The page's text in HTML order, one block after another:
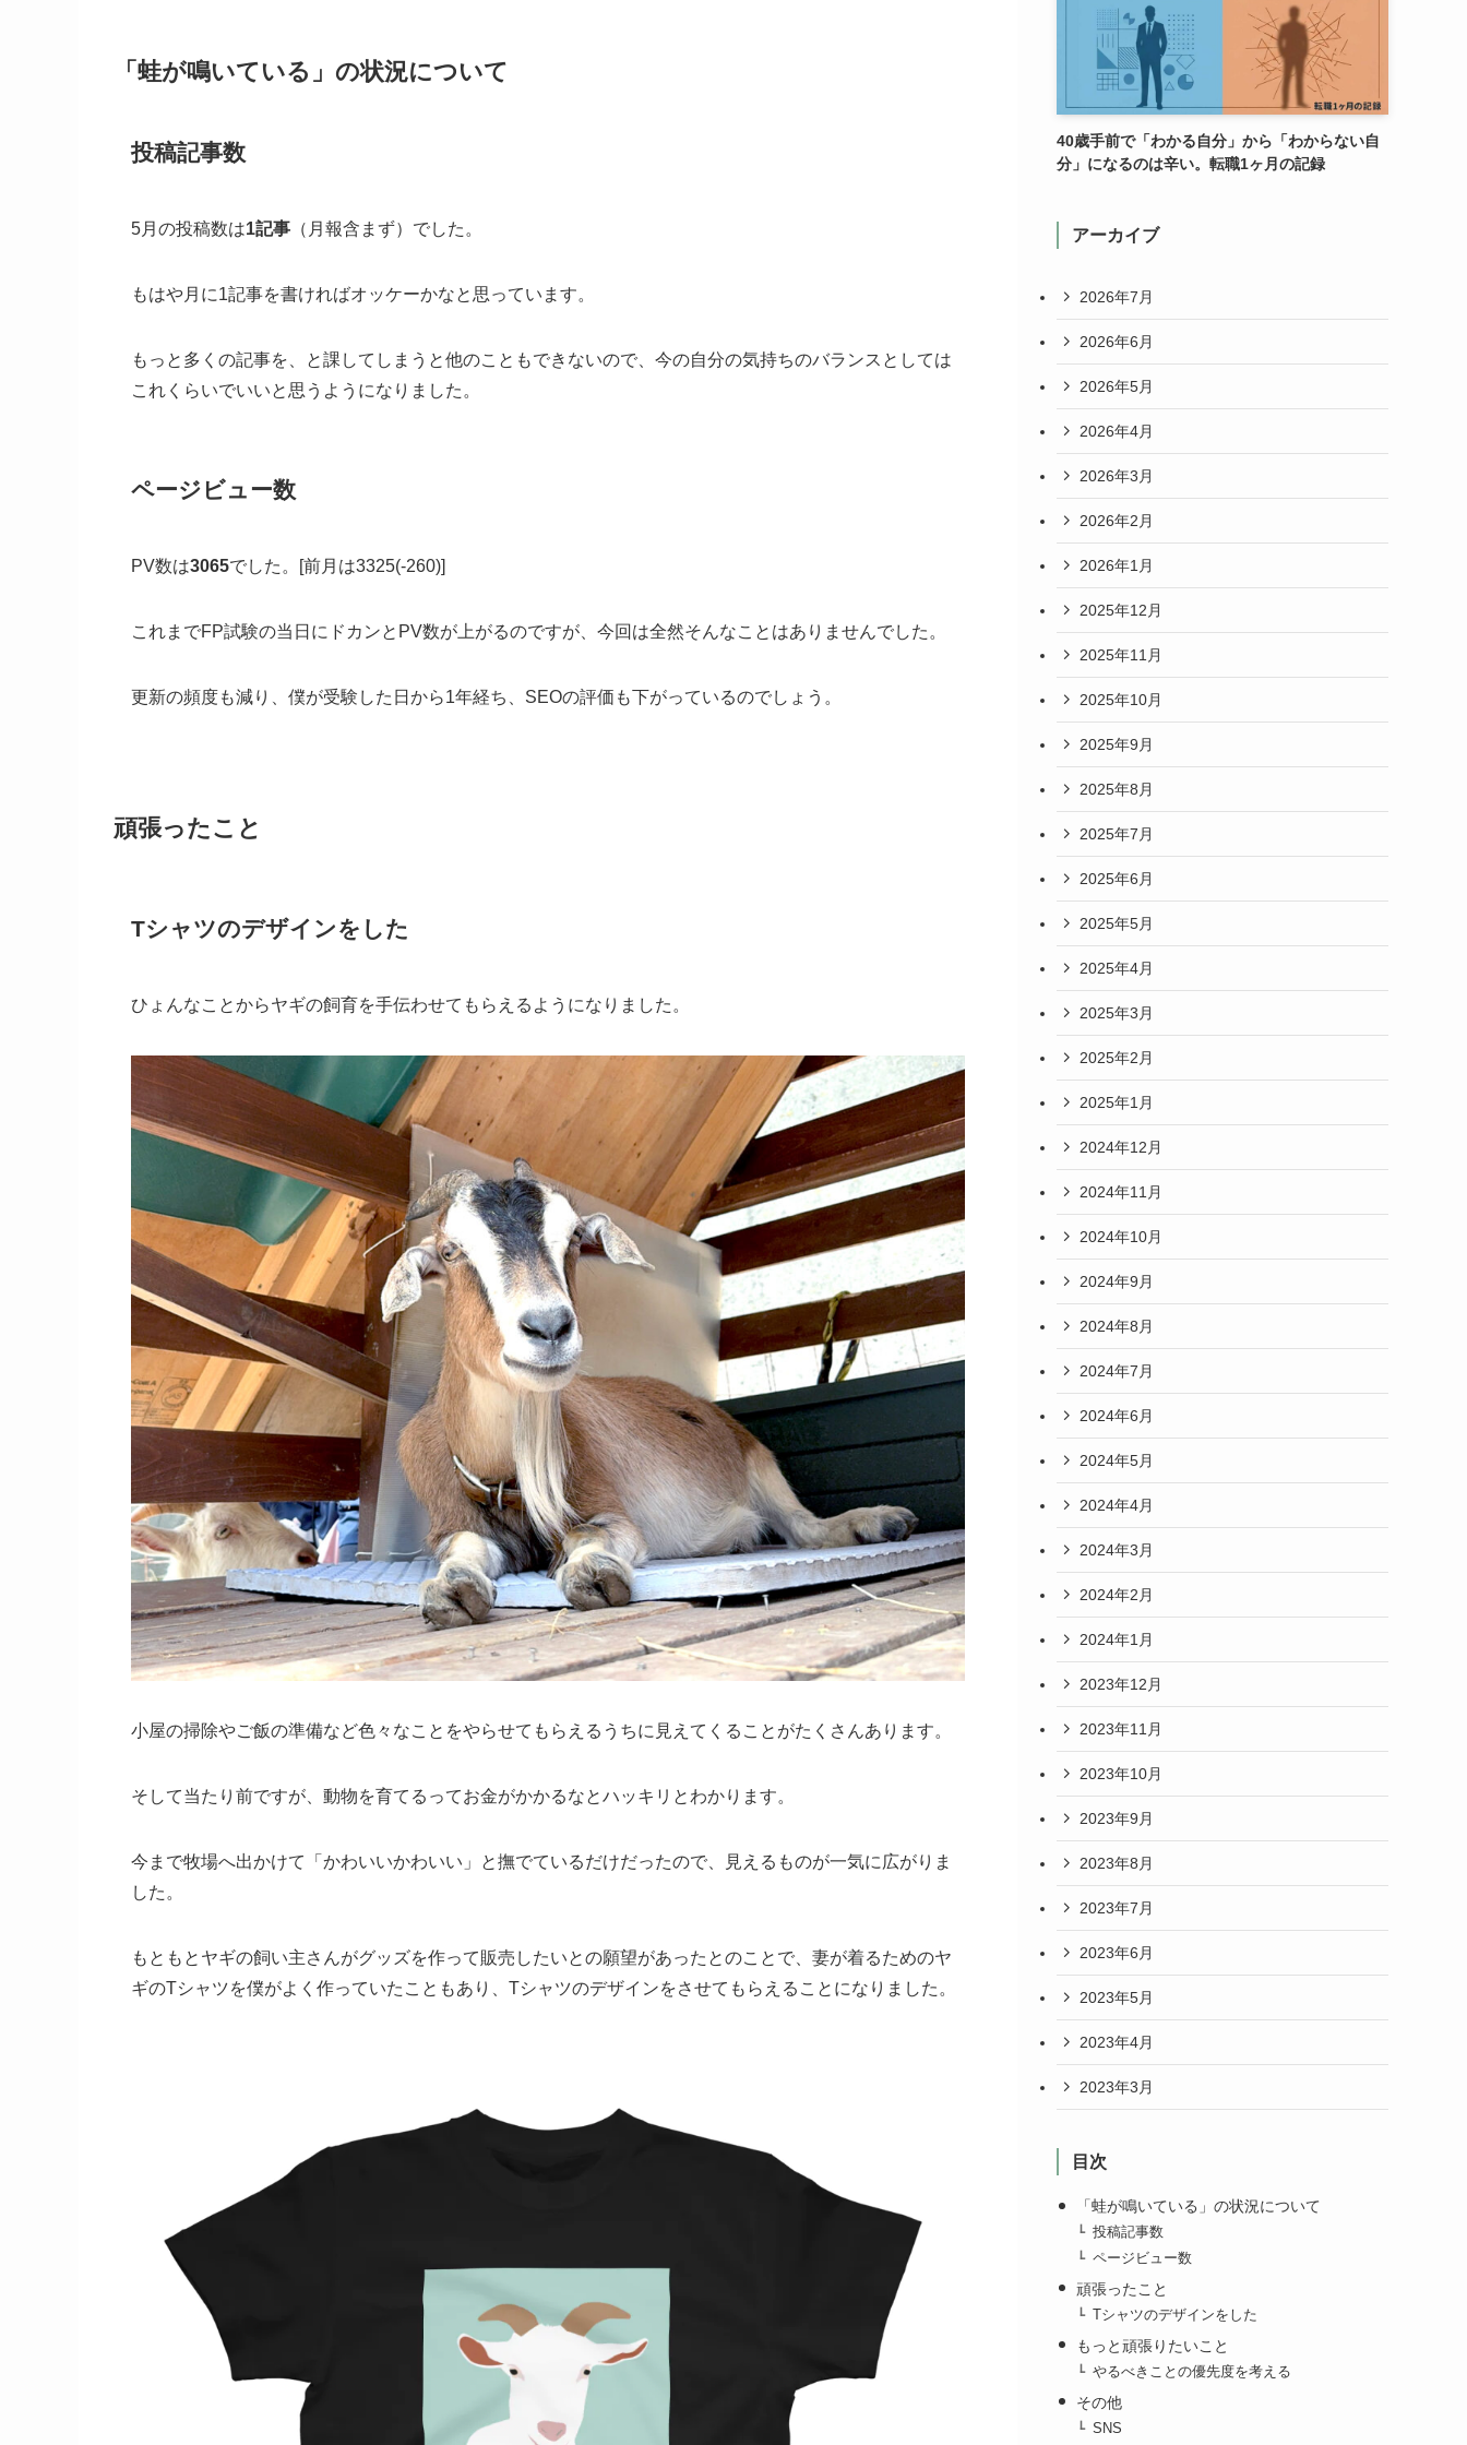
「蛙が鳴いている」の状況について
投稿記事数
5月の投稿数は1記事 （月報含まず）でした。
もはや月に1記事を書ければオッケーかなと思っています。
もっと多くの記事を、と課してしまうと他のこともできないので、今の自分の気持ちのバランスとしては
これくらいでいいと思うようになりました。
ページビュー数
PV数は3065でした。[前月は3325(-260)]
これまでFP試験の当日にドカンとPV数が上がるのですが、今回は全然そんなことはありませんでした。
更新の頻度も減り、僕が受験した日から1年経ち、SEOの評価も下がっているのでしょう。
頑張ったこと
Tシャツのデザインをした
ひょんなことからヤギの飼育を手伝わせてもらえるようになりました。
小屋の掃除やご飯の準備など色々なことをやらせてもらえるうちに見えてくることがたくさんあります。
そして当たり前ですが、動物を育てるってお金がかかるなとハッキリとわかります。
今まで牧場へ出かけて「かわいいかわいい」と撫でているだけだったので、見えるものが一気に広がりま
した。
もともとヤギの飼い主さんがグッズを作って販売したいとの願望があったとのことで、妻が着るためのヤ
ギのTシャツを僕がよく作っていたこともあり、Tシャツのデザインをさせてもらえることになりました。
40歳手前で「わかる自分」から「わからない自
分」になるのは辛い。転職1ヶ月の記録
アーカイブ
2026年7月
2026年6月
2026年5月
2026年4月
2026年3月
2026年2月
2026年1月
2025年12月
2025年11月
2025年10月
2025年9月
2025年8月
2025年7月
2025年6月
2025年5月
2025年4月
2025年3月
2025年2月
2025年1月
2024年12月
2024年11月
2024年10月
2024年9月
2024年8月
2024年7月
2024年6月
2024年5月
2024年4月
2024年3月
2024年2月
2024年1月
2023年12月
2023年11月
2023年10月
2023年9月
2023年8月
2023年7月
2023年6月
2023年5月
2023年4月
2023年3月
目次
「蛙が鳴いている」の状況について
投稿記事数
ページビュー数
頑張ったこと
Tシャツのデザインをした
もっと頑張りたいこと
やるべきことの優先度を考える
その他
SNS